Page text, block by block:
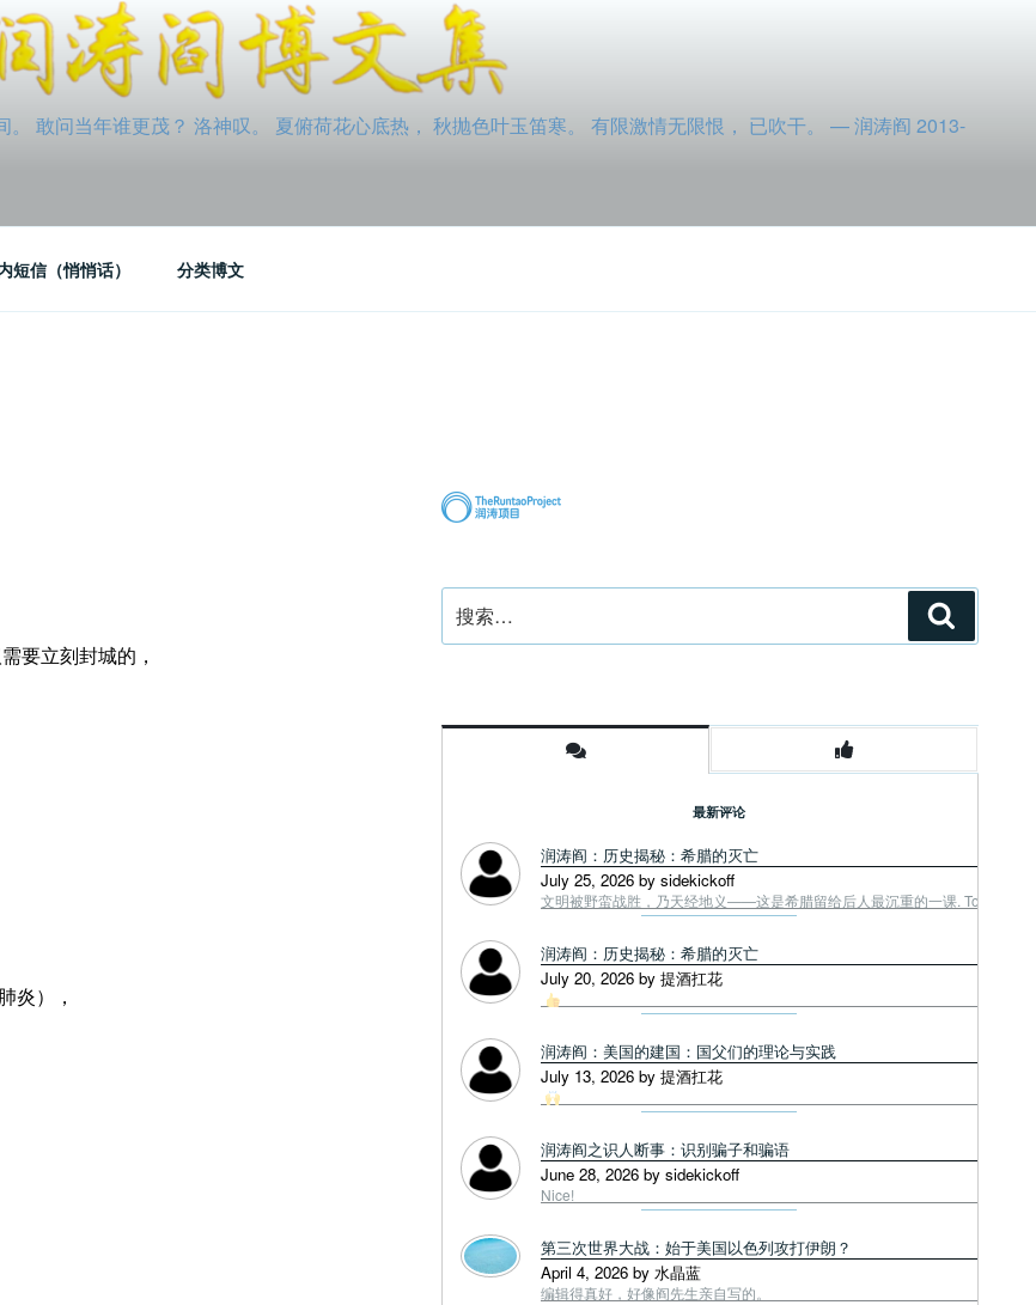
。 敢问当年谁更茂？ 洛神叹。 夏俯荷花心底热， 秋抛色叶玉笛寒。 有限激情无限恨， 已吹干。 — 润涛阎 2013-
短信（悄悄话） 分类博文
要立刻封城的，
炎），
索：
索
最新评论
润涛阎：历史揭秘：希腊的灭亡
July 25, 2026 by sidekickoff
文明被野蛮战胜，乃天经地义——这是希腊留给后人最沉重的一课. Tough
润涛阎：历史揭秘：希腊的灭亡
July 20, 2026 by 提酒扛花
润涛阎：美国的建国：国父们的理论与实践
July 13, 2026 by 提酒扛花
润涛阎之识人断事：识别骗子和骗语
June 28, 2026 by sidekickoff
Nice!
第三次世界大战：始于美国以色列攻打伊朗？
April 4, 2026 by 水晶蓝
编辑得真好，好像阎先生亲自写的。